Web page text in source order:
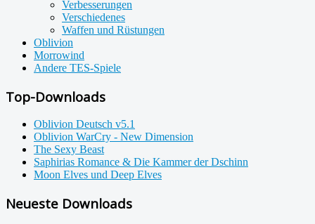
Verbesserungen
Verschiedenes
Waffen und Rüstungen
Oblivion
Morrowind
Andere TES-Spiele
Top-Downloads
Oblivion Deutsch v5.1
Oblivion WarCry - New Dimension
The Sexy Beast
Saphirias Romance & Die Kammer der Dschinn
Moon Elves und Deep Elves
Neueste Downloads